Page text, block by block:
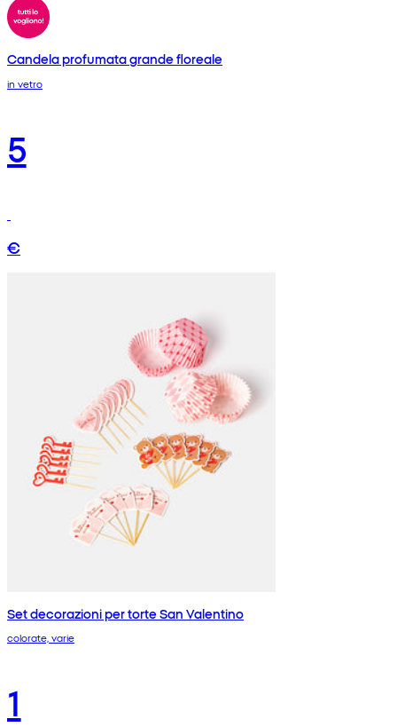
Candela profumata grande floreale
in vetro
5
€
Set decorazioni per torte San Valentino
colorate, varie
1